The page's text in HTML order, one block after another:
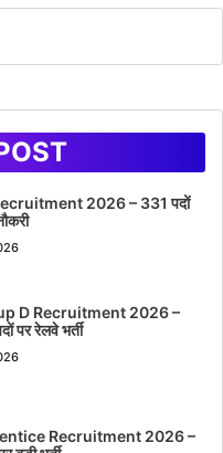
2026 – 331 पदों
D Recruitment 2026 –
पर रेलवे भर्ती
Recruitment 2026 –